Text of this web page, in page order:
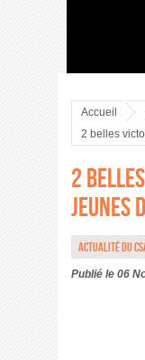
Accueil
2 belles
2
jeunes
Actualité du
Publié le 06